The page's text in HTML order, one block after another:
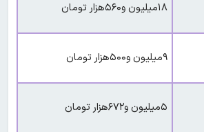
۱۸میلیون و۵۶۰هزار تومان
۹میلیون و۵۰۰هزار تومان
۵میلیون و۶۷۲هزار تومان